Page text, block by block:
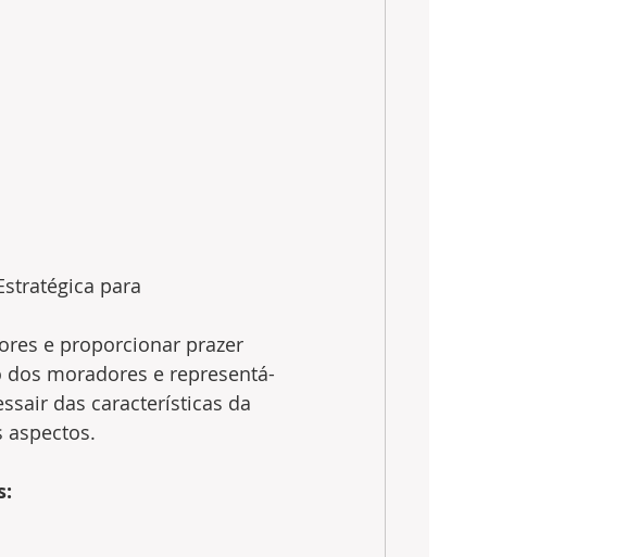
para
e proporcionar prazer
moradores e representá-
das características da